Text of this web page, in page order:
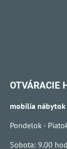
OTVÁRACIE
mobilia nábytok
Pondelok -
Sobota: 9.00